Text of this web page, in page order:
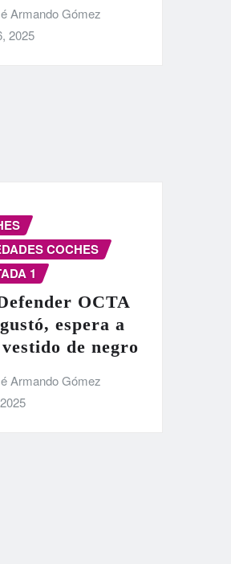
Armando Gómez
2025
COCHES
1
OCTA
espera a
de negro
Armando Gómez